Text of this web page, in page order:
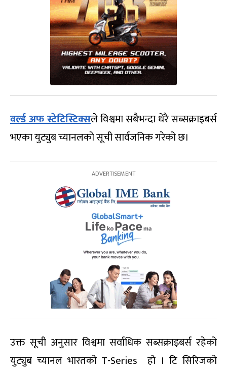
वर्ल्ड अफ स्टेटिस्टिक्सले विश्वमा सबैभन्दा धेरै सब्सक्राइबर्स
भएका युट्युब च्यानलको सूची सार्वजनिक गरेको छ।
उक्त सूची अनुसार विश्वमा सर्वाधिक सब्सक्राइबर्स रहेको
युट्युब च्यानल भारतको T-Series हो । टि सिरिजको